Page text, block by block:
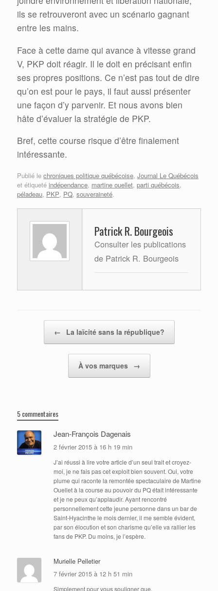
ils se retrouveront avec un scénario gagnant
entre les mains.
Face à cette dame qui avance à vitesse grand
V, PKP doit réagir. Il le doit en précisant enfin
ses propres positions. Ce n’est pas tout de dire
qu’on est pour le pays, il faut aussi présenter
une façon d’y parvenir. Et nous avons bien
hâte d’évaluer la stratégie de PKP.
Bref, cette course risque d’être finalement
intéressante.
Publié le chroniques politique québécoise, Journal Le Québécois
et étiqueté indépendance, martine ouellet, parti québécois,
péladeau, PKP, PQ, souveraineté.
Patrick R. Bourgeois
Consulter les publications
de Patrick R. Bourgeois
← La laïcité sans la république?
À vos marques →
5 commentaires
Jean-François Dagenais
2 février 2015 à 16 h 19 min
J’ai réussi à lire votre article d’un seul trait et croyez-
moi, je ne fais pas cet exploit bien souvent. Oui, votre
plume qui raconte la remontée spectaculaire de Martine
Ouellet à la course au pouvoir du PQ était intéressante
et je ne peux qu’applaudir. Ayant rencontré
personnellement cette jeune personne dans un bar de
Saint-Hyacinthe le mois dernier, il me semble évident,
par son élocution et son charisme qu’elle va rallier les
fans de PKP. Du moins, je l’espère.
Murielle Pelletier
7 février 2015 à 12 h 51 min
Simplement pour vous souligner que,